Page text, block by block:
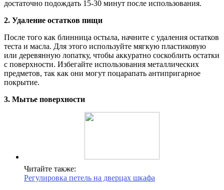
достаточно подождать 15-30 минут после использования.
2. Удаление остатков пищи
После того как блинница остыла, начните с удаления остатков
теста и масла. Для этого используйте мягкую пластиковую
или деревянную лопатку, чтобы аккуратно соскоблить остатки
с поверхности. Избегайте использования металлических
предметов, так как они могут поцарапать антипригарное
покрытие.
3. Мытье поверхности
Читайте также:
Регулировка петель на дверцах шкафа